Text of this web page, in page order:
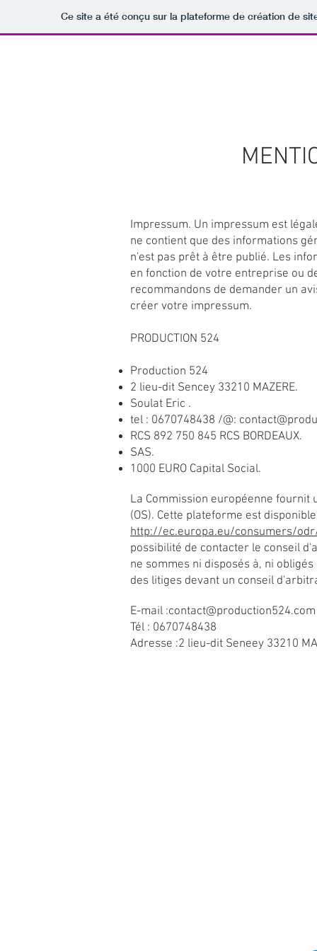
Ce site a été conçu sur la plateforme de création de
Impressum. Un impressum est
ne contient que des informations
n'est pas prêt à être publié. Les
en fonction de votre entreprise ou
recommandons de demander un
créer votre impressum.
PRODUCTION 524
Production 524
2 lieu-dit Sencey 33210 MAZERE.
Soulat Eric .
tel : 0670748438 /@:
RCS 892 750 845 RCS BORDEAUX.
SAS.
1000 EURO Capital Social.
La Commission européenne
(OS). Cette plateforme est
http://ec.europa.eu/consumers/
possibilité de contacter le conseil
ne sommes ni disposés à, ni
des litiges devant un conseil
E-mail :contact@production524.com
Tél : 0670748438
Adresse :2 lieu-dit Seneey 33210